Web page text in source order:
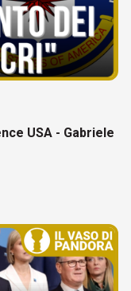
USA - Gabriele